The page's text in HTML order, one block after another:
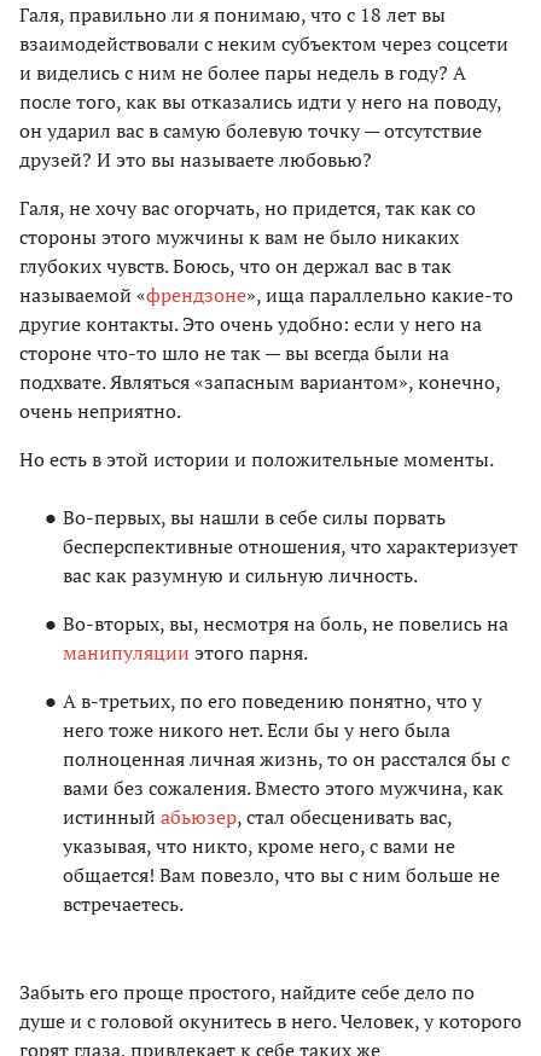
Галя, правильно ли я понимаю, что с 18 лет вы
взаимодействовали с неким субъектом через соцсети
и виделись с ним не более пары недель в году? А
после того, как вы отказались идти у него на поводу,
он ударил вас в самую болевую точку — отсутствие
друзей? И это вы называете любовью?
Галя, не хочу вас огорчать, но придется, так как со
стороны этого мужчины к вам не было никаких
глубоких чувств. Боюсь, что он держал вас в так
называемой «френдзоне», ища параллельно какие-то
другие контакты. Это очень удобно: если у него на
стороне что-то шло не так — вы всегда были на
подхвате. Являться «запасным вариантом», конечно,
очень неприятно.
Но есть в этой истории и положительные моменты.
Во-первых, вы нашли в себе силы порвать
бесперспективные отношения, что характеризует
вас как разумную и сильную личность.
Во-вторых, вы, несмотря на боль, не повелись на
манипуляции этого парня.
А в-третьих, по его поведению понятно, что у
него тоже никого нет. Если бы у него была
полноценная личная жизнь, то он расстался бы с
вами без сожаления. Вместо этого мужчина, как
истинный абьюзер, стал обесценивать вас,
указывая, что никто, кроме него, с вами не
общается! Вам повезло, что вы с ним больше не
встречаетесь.
Забыть его проще простого, найдите себе дело по
душе и с головой окунитесь в него. Человек, у которого
горят глаза, привлекает к себе таких же